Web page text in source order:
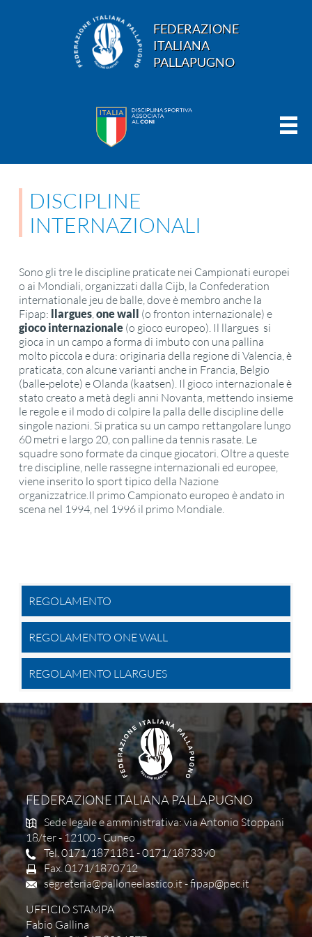
FEDERAZIONE
ITALIANA
PALLAPUGNO
DISCIPLINE
INTERNAZIONALI
Sono gli tre le discipline praticate nei Campionati europei
o ai Mondiali, organizzati dalla Cijb, la Confederation
internationale jeu de balle, dove è membro anche la
Fipap:
llargues,one wall (o fronton internazionale) e
gioco internazionale (o gioco europeo). Il llargues si
gioca in un campo a forma di imbuto con una pallina
molto piccola e dura: originaria della regione di Valencia, è
praticata, con alcune varianti anche in Francia, Belgio
(balle-pelote) e Olanda (kaatsen). Il gioco internazionale è
stato creato a metà degli anni Novanta, mettendo insieme
le regole e il modo di colpire la palla delle discipline delle
singole nazioni. Si pratica su un campo rettangolare lungo
60 metri e largo 20, con palline da tennis rasate. Le
squadre sono formate da cinque giocatori. Oltre a queste
tre discipline, nelle rassegne internazionali ed europee,
viene inserito lo sport tipico della Nazione
organizzatrice.Il primo Campionato europeo è andato in
scena nel 1994, nel 1996 il primo Mondiale.
REGOLAMENTO
REGOLAMENTO ONE WALL
REGOLAMENTO LLARGUES
FEDERAZIONE ITALIANA PALLAPUGNO
Sede legale e amministrativa: via Antonio Stoppani
18/ter - 12100 - Cuneo
Tel. 0171/1871181 - 0171/1873390
Fax. 0171/1870712
segreteria@palloneelastico.it-fipap@pec.it
UFFICIO STAMPA
Fabio Gallina